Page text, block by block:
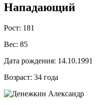
Нападающий
Рост: 181
Вес: 85
Дата рождения: 14.10.1991
Возраст: 34 года